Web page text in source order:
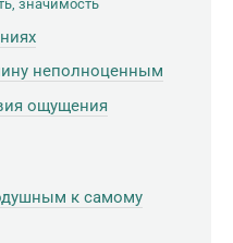
значимость
неполноценным
ощущения
к самому